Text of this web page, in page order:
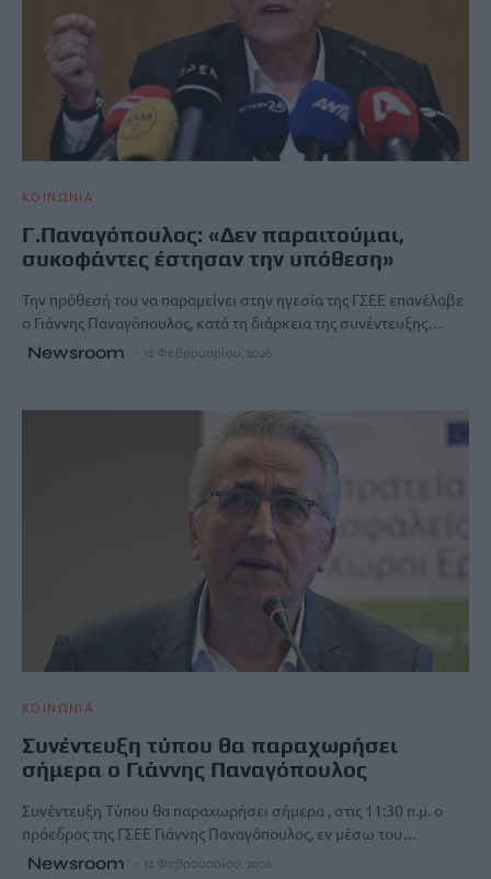
ΚΟΙΝΩΝΙΑ
Γ.Παναγόπουλος: «Δεν παραιτούμαι,
συκοφάντες έστησαν την υπόθεση»
Την πρόθεσή του να παραμείνει στην ηγεσία της ΓΣΕΕ επανέλαβε
ο Γιάννης Παναγόπουλος, κατά τη διάρκεια της συνέντευξης…
Newsroom 12 Φεβρουαρίου, 2026
ΚΟΙΝΩΝΙΑ
Συνέντευξη τύπου θα παραχωρήσει
σήμερα ο Γιάννης Παναγόπουλος
Συνέντευξη Τύπου θα παραχωρήσει σήμερα , στις 11:30 π.μ. ο
πρόεδρος της ΓΣΕΕ Γιάννης Παναγόπουλος, εν μέσω του…
Newsroom 12 Φεβρουαρίου, 2026